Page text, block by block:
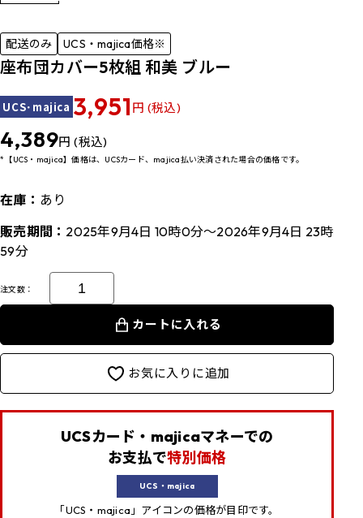
配送のみ UCS・majica価格※
座布団カバー5枚組 和美 ブルー
UCS･majica 3,951 円 (税込)
4,389円 (税込)
*【UCS・majica】価格は、UCSカード、majica払い決済された場合の価格です。
在庫： あり
販売期間： 2025年9月4日 10時0分～2026年9月4日 23時
59分
注文数：
カートに入れる
お気に入りに追加
UCSカード・majicaマネーでの
お支払で特別価格
UCS・majica
「UCS・majica」アイコンの価格が目印です。